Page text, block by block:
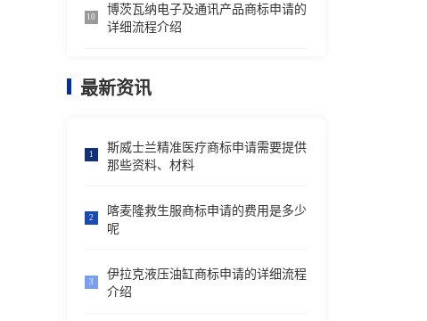
10
博茨瓦纳电子及通讯产品商标申请的
详细流程介绍
最新资讯
1
斯威士兰精准医疗商标申请需要提供
那些资料、材料
2
喀麦隆救生服商标申请的费用是多少
呢
3
伊拉克液压油缸商标申请的详细流程
介绍